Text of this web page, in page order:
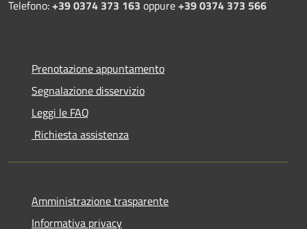
Telefono:+39 0374 373 163 oppure+39 0374 373 566
Prenotazione appuntamento
Segnalazione disservizio
Leggi le FAQ
Richiesta assistenza
Amministrazione trasparente
Informativa privacy